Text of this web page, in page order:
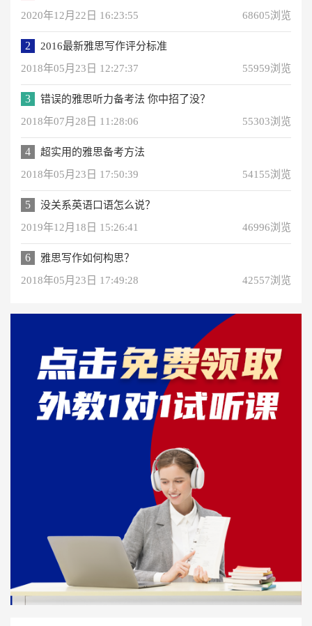
2020年12月22日 16:23:55
68605浏览
2
2016最新雅思写作评分标准
2018年05月23日 12:27:37
55959浏览
3
错误的雅思听力备考法 你中招了没？
2018年07月28日 11:28:06
55303浏览
4
超实用的雅思备考方法
2018年05月23日 17:50:39
54155浏览
5
没关系英语口语怎么说？
2019年12月18日 15:26:41
46996浏览
6
雅思写作如何构思？
2018年05月23日 17:49:28
42557浏览